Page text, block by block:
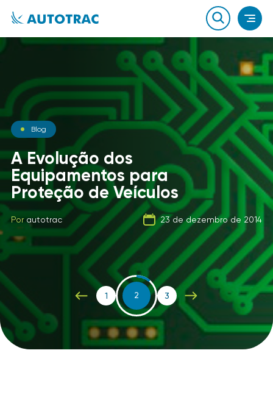
Notícias
O que você sabe sobre o
combustível que a sua
frota usa?
Porautotrac 21 de setembro de 2019
Blog
A Evolução dos
Equipamentos para
Proteção de Veículos
Porautotrac 23 de dezembro de 2014
Carga Fracionada
Porautotrac 06 de fevereiro de 2020
1 2 3